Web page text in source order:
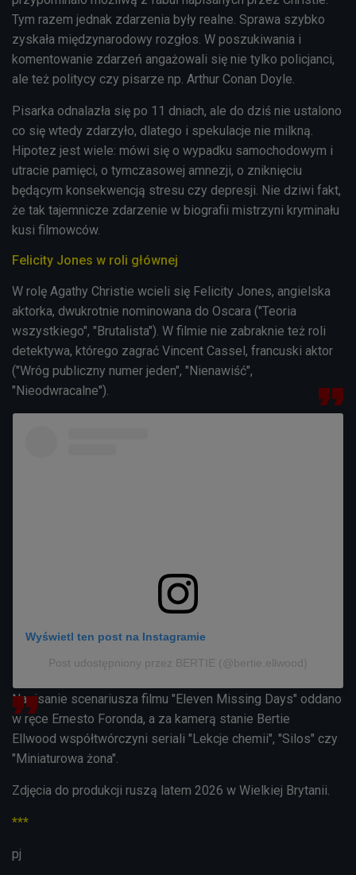
Tym razem jednak zdarzenia były realne. Sprawa szybko
zyskała międzynarodowy rozgłos. W poszukiwania i
komentowanie zdarzeń angażowali się nie tylko policjanci,
ale też politycy czy pisarze np. Arthur Conan Doyle.
Pisarka odnalazła się po 11 dniach, ale do dziś nie ustalono
co się wtedy zdarzyło, dlatego i spekulacje nie milkną.
Hipotez jest wiele: mówi się o wypadku samochodowym i
utracie pamięci, o tymczasowej amnezji, o zniknięciu
będącym konsekwencją stresu czy depresji. Nie dziwi fakt,
że tak tajemnicze zdarzenie w biografii mistrzyni kryminału
kusi filmowców.
Felicity Jones w roli głównej
W rolę Agathy Christie wcieli się Felicity Jones, angielska
aktorka, dwukrotnie nominowana do Oscara ("Teoria
wszystkiego", "Brutalista"). W filmie nie zabraknie też roli
detektywa, którego zagrać Vincent Cassel, francuski aktor
("Wróg publiczny numer jeden", "Nienawiść",
"Nieodwracalne").
Wyświetl ten post na Instagramie
Post udostępniony przez BERTIE (@bertie.ellwood)
Napisanie scenariusza filmu "Eleven Missing Days" oddano
w ręce Ernesto Foronda, a za kamerą stanie Bertie
Ellwood współtwórczyni seriali "Lekcje chemii", "Silos" czy
"Miniaturowa żona".
Zdjęcia do produkcji ruszą latem 2026 w Wielkiej Brytanii.
***
pj